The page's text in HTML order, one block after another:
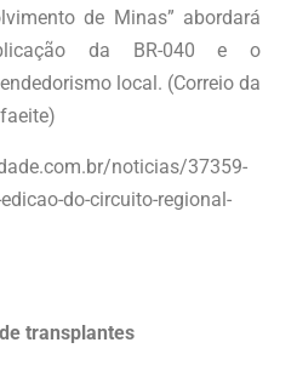
de Minas” abordará
da BR-040 e o
local. (Correio da
noticias/37359-
do-circuito-regional-
transplantes